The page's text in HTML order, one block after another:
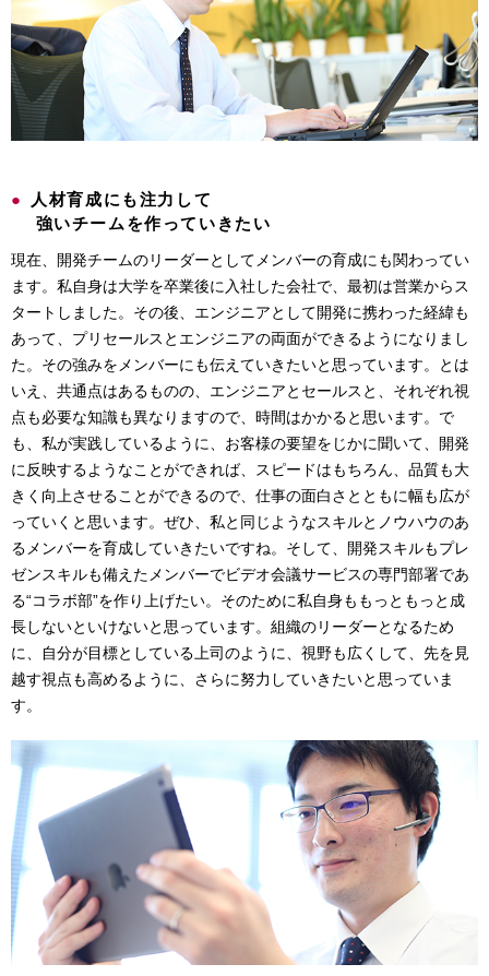
●
人材育成にも注力して
強いチームを作っていきたい
現在、開発チームのリーダーとしてメンバーの育成にも関わってい
ます。私自身は大学を卒業後に入社した会社で、最初は営業からス
タートしました。その後、エンジニアとして開発に携わった経緯も
あって、プリセールスとエンジニアの両面ができるようになりまし
た。その強みをメンバーにも伝えていきたいと思っています。とは
いえ、共通点はあるものの、エンジニアとセールスと、それぞれ視
点も必要な知識も異なりますので、時間はかかると思います。で
も、私が実践しているように、お客様の要望をじかに聞いて、開発
に反映するようなことができれば、スピードはもちろん、品質も大
きく向上させることができるので、仕事の面白さとともに幅も広が
っていくと思います。ぜひ、私と同じようなスキルとノウハウのあ
るメンバーを育成していきたいですね。そして、開発スキルもプレ
ゼンスキルも備えたメンバーでビデオ会議サービスの専門部署であ
る“コラボ部”を作り上げたい。そのために私自身ももっともっと成
長しないといけないと思っています。組織のリーダーとなるため
に、自分が目標としている上司のように、視野も広くして、先を見
越す視点も高めるように、さらに努力していきたいと思っていま
す。